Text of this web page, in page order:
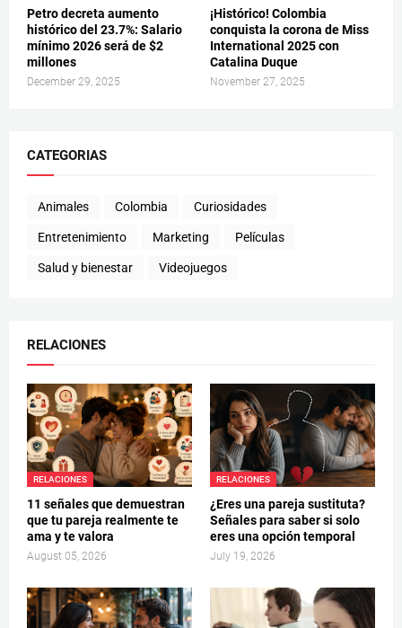
Petro decreta aumento
histórico del 23.7%: Salario
mínimo 2026 será de $2
millones
December 29, 2025
¡Histórico! Colombia
conquista la corona de Miss
International 2025 con
Catalina Duque
November 27, 2025
CATEGORIAS
Animales Colombia Curiosidades
Entretenimiento Marketing Películas
Salud y bienestar Videojuegos
RELACIONES
RELACIONES
11 señales que demuestran
que tu pareja realmente te
ama y te valora
August 05, 2026
RELACIONES
¿Eres una pareja sustituta?
Señales para saber si solo
eres una opción temporal
July 19, 2026